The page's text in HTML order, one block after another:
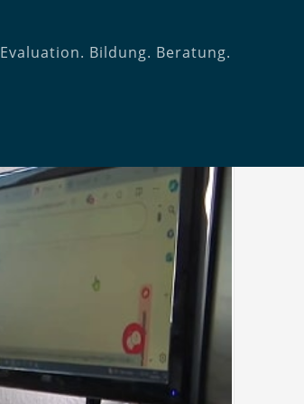
Evaluation. Bildung. Beratung.